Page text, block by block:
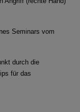
Seminars vom
durch die
für das